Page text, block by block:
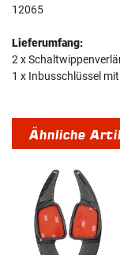
12065
Lieferumfang:
2 x
1 x Inbusschlüssel
Ähnliche